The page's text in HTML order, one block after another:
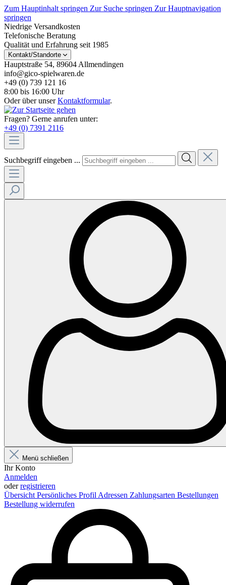
Zum Hauptinhalt springen Zur Suche springen Zur Hauptnavigation
springen
Niedrige Versandkosten
Telefonische Beratung
Qualität und Erfahrung seit 1985
Kontakt/Standorte
Hauptstraße 54, 89604 Allmendingen
info@gico-spielwaren.de
+49 (0) 739 121 16
8:00 bis 16:00 Uhr
Oder über unserKontaktformular.
Fragen? Gerne anrufen unter:
+49 (0) 7391 2116
Suchbegriff eingeben ...
Menü schließen
Ihr Konto
Anmelden
oderregistrieren
Übersicht Persönliches Profil Adressen Zahlungsarten Bestellungen
Bestellung widerrufen